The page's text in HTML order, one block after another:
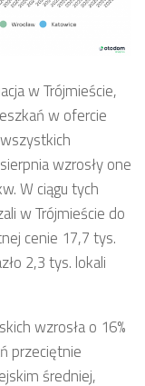
w Trójmieście,
w ofercie
wzrosły one
W ciągu tych
w Trójmieście do
cenie 17,7 tys.
2,3 tys. lokali
wzrosła o 16%
przeciętnie
średniej,